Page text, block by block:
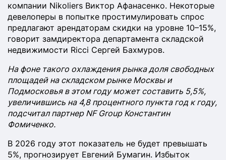
компании Nikoliers Виктор Афанасенко. Некоторые
девелоперы в попытке простимулировать спрос
предлагают арендаторам скидки на уровне 10–15%,
говорит замдиректора департамента складской
недвижимости Ricci Сергей Бахмуров.
На фоне такого охлаждения рынка доля свободных
площадей на складском рынке Москвы и
Подмосковья в этом году может составить 5,5%,
увеличившись на 4,8 процентного пункта год к году,
подсчитал партнер NF Group Константин
Фомиченко.
В 2026 году этот показатель не будет превышать
5%, прогнозирует Евгений Бумагин. Избыток